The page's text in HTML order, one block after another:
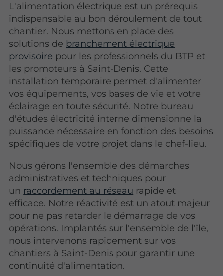
L'alimentation électrique est un prérequis
indispensable au bon déroulement de tout
chantier. Nous mettons en place des
solutions de branchement électrique
provisoire pour les professionnels du BTP et
les promoteurs à Saint-Denis. Cette
installation temporaire permet d'alimenter
vos équipements, vos bases de vie et votre
éclairage en toute sécurité. Notre bureau
d'études électricité interne dimensionne la
puissance nécessaire en fonction des besoins
spécifiques de votre projet dans le chef-lieu.
Nous gérons l'ensemble des démarches
administratives et techniques pour
un raccordement au réseau rapide et
efficace. Notre réactivité est un atout majeur
pour ne pas retarder le démarrage de vos
opérations. Implantés sur l'ensemble de l'île,
nous intervenons rapidement sur vos
chantiers à Saint-Denis pour garantir une
continuité d'alimentation.